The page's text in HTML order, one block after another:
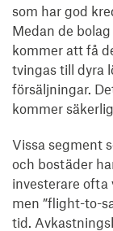
som har god
Medan de
kommer att få
tvingas till dyra
försäljningar.
kommer
Vissa segment
och bostäder
investerare ofta
men ”flight-to-
tid.